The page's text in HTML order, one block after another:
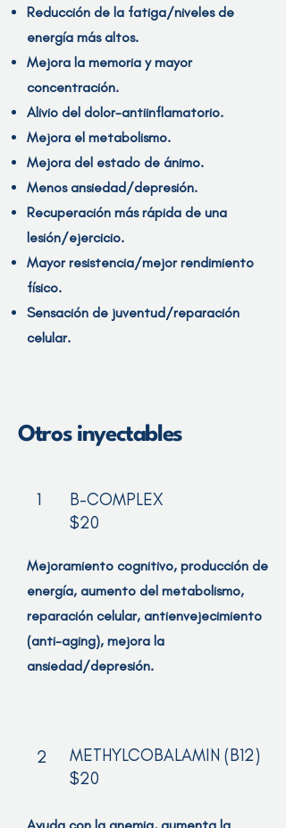
Reducción de la fatiga/niveles de
energía más altos.
Mejora la memoria y mayor
concentración.
Alivio del dolor-antiinflamatorio.
Mejora el metabolismo.
Mejora del estado de ánimo.
Menos ansiedad/depresión.
Recuperación más rápida de una
lesión/ejercicio.
Mayor resistencia/mejor rendimiento
físico.
Sensación de juventud/reparación
celular.
Otros inyectables
1
B-COMPLEX
$20
Mejoramiento cognitivo, producción de
energía, aumento del metabolismo,
reparación celular, antienvejecimiento
(anti-aging), mejora la
ansiedad/depresión.
2
METHYLCOBALAMIN (B12)
$20